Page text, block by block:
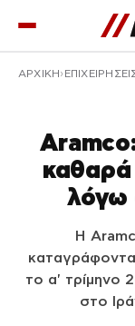
ΑΡΧΙΚΉ
καθαρά
λόγω
Η
το α' τρίμηνο
στο